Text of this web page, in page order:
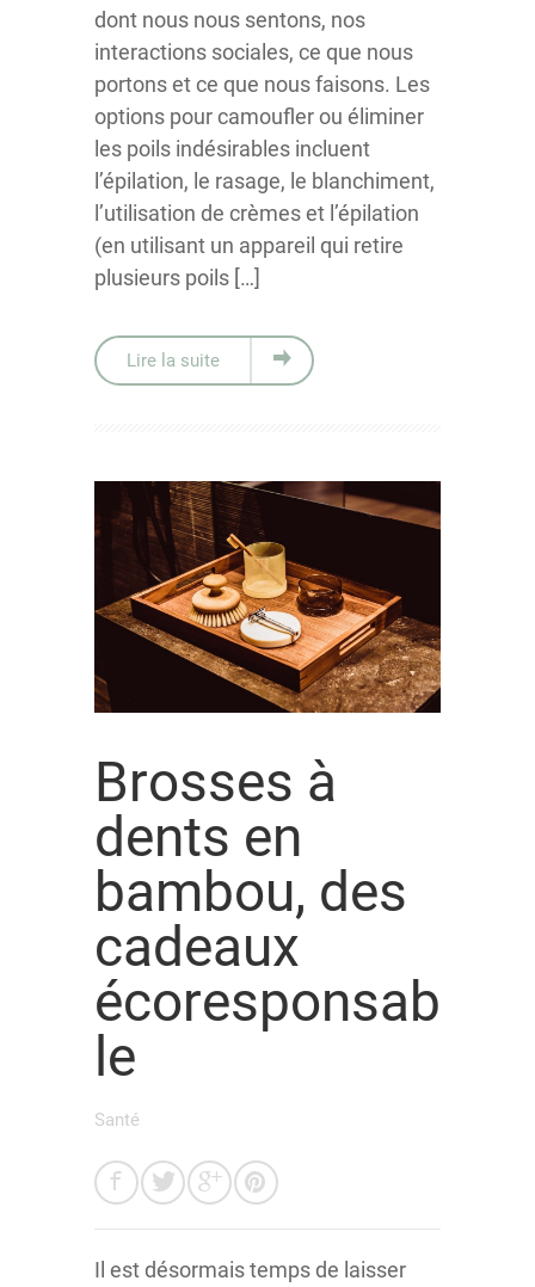
dont nous nous sentons, nos
interactions sociales, ce que nous
portons et ce que nous faisons. Les
options pour camoufler ou éliminer
les poils indésirables incluent
l’épilation, le rasage, le blanchiment,
l’utilisation de crèmes et l’épilation
(en utilisant un appareil qui retire
plusieurs poils […]
Lire la suite
Brosses à
dents en
bambou, des
cadeaux
écoresponsab
le
Santé
Il est désormais temps de laisser